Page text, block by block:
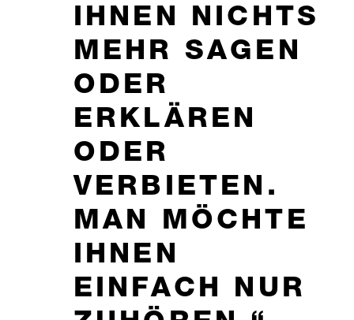
IHNEN NICHTS
MEHR SAGEN
ODER
ERKLÄREN
ODER
VERBIETEN.
MAN MÖCHTE
IHNEN
EINFACH NUR